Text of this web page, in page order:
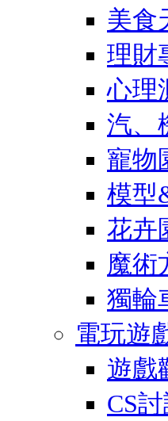
美食
理財
心理
汽、
寵物
模型
花卉
魔術
獨輪
電玩遊
遊戲
CS